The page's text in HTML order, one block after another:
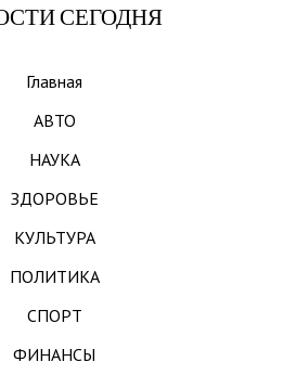
СЕГОДНЯ
Главная
АВТО
НАУКА
ЗДОРОВЬЕ
КУЛЬТУРА
ПОЛИТИКА
СПОРТ
ФИНАНСЫ